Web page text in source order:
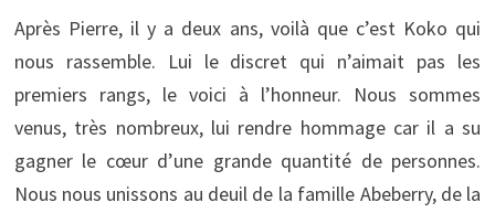
Après Pierre, il y a deux ans, voilà que c’est Koko qui
nous rassemble. Lui le discret qui n’aimait pas les
premiers rangs, le voici à l’honneur. Nous sommes
venus, très nombreux, lui rendre hommage car il a su
gagner le cœur d’une grande quantité de personnes.
Nous nous unissons au deuil de la famille Abeberry, de la